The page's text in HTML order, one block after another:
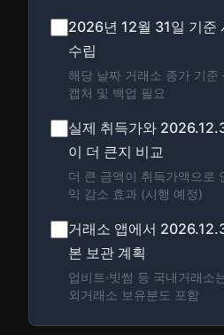
2026년 12월 31일 기준
수립
해당 날짜 거래소 종가 기
캡처 및 백업 필요
실제 취득가와
이 더 큰지 비교
더 큰 금액이 취득가액으로
익 감소 효과 (시행 예정)
거래소 앱에서
본 보관 계획
업비트·빗썸 등 국내거래소
외거래소 보유분도 포함